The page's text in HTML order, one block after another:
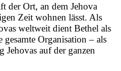
der Ort, an dem Jehova
Zeit wohnen lässt. Als
weltweit dient Bethel als
Organisation – als
Jehovas auf der ganzen